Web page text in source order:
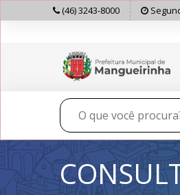
(46) 3243-8000